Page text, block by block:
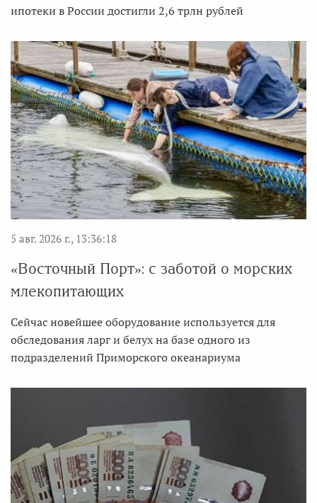
ипотеки в России достигли 2,6 трлн рублей
5 авг. 2026 г., 13:36:18
«Восточный Порт»: с заботой о морских
млекопитающих
Сейчас новейшее оборудование используется для
обследования ларг и белух на базе одного из
подразделений Приморского океанариума